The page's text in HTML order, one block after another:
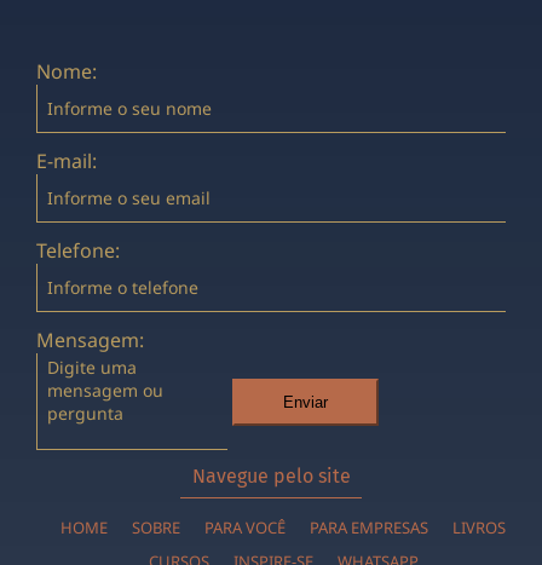
Nome:
E-mail:
Telefone:
Mensagem:
Enviar
Navegue pelo site
HOME SOBRE PARA VOCÊ PARA EMPRESAS
LIVROS